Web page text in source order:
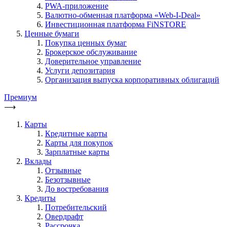
PWA-приложение
Валютно-обменная платформа «Web-I-Deal»
Инвестиционная платформа FiNSTORE
Ценные бумаги
Покупка ценных бумаг
Брокерское обслуживание
Доверительное управление
Услуги депозитария
Организация выпуска корпоративных облигаций
Премиум
⟶
Карты
Кредитные карты
Карты для покупок
Зарплатные карты
Вклады
Отзывные
Безотзывные
До востребования
Кредиты
Потребительский
Овердрафт